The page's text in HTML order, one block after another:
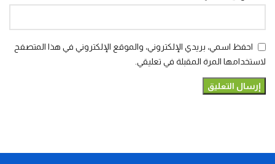
احفظ اسمي، بريدي الإلكتروني، والموقع الإلكتروني في هذا المتصفح
لاستخدامها المرة المقبلة في تعليقي.